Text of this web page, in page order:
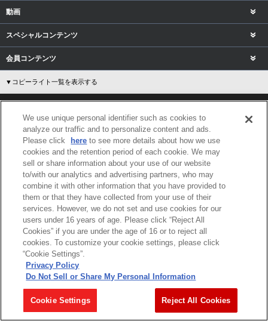
動画
スペシャルコンテンツ
会員コンテンツ
▼コピーライト一覧を表示する
※当サイトで使われる画像はイメージです。実際の商品とは多少異なること
がございますが、ご了承ください。
※当サイトに掲載されているすべての画像、文章、データ等の無断転用、転
載をお断りします。
*Product image for illustration purposes only. Actual product may vary.
*Any use or reproduction of image, acritical or data from this site is
prohibited.
※本サイトでは、一部のサービスをご利用いただくために付与設定等を行っ
たCookie情報を使用しています。
本サイトを利用することで、Cookieの使用に同意するものと致します。詳
しくはプライバシーポリシー
※価格は、メーカー希望小売価格です。
ざいますのでご了承ください。
We use unique personal identifier such as cookies to
analyze our traffic and to personalize content and ads.
Please click
here to see more details about how we use
cookies and the retention period of each cookie. We may
sell or share information about your use of our website
to/with our analytics and advertising partners, who may
combine it with other information that you have provided to
them or that they have collected from your use of their
services. However, we do not set and use cookies for our
users under 16 years of age. Please click “Reject All
Cookies” if you are under the age of 16 or to reject all
cookies. To customize your cookie settings, please click
“Cookie Settings”.
Privacy Policy
Do Not Sell or Share My Personal Information
Cookie Settings Reject All Cookies